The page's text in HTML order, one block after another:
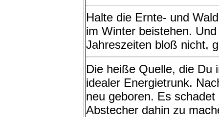
Halte die Ernte- und
im Winter beistehen.
Jahreszeiten bloß nicht,
Die heiße Quelle, die Du
idealer Energietrunk.
neu geboren. Es
Abstecher dahin zu